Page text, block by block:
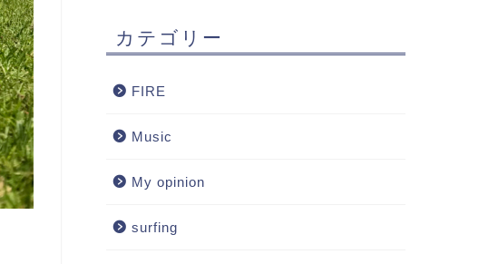
カテゴリー
FIRE
Music
My opinion
surfing